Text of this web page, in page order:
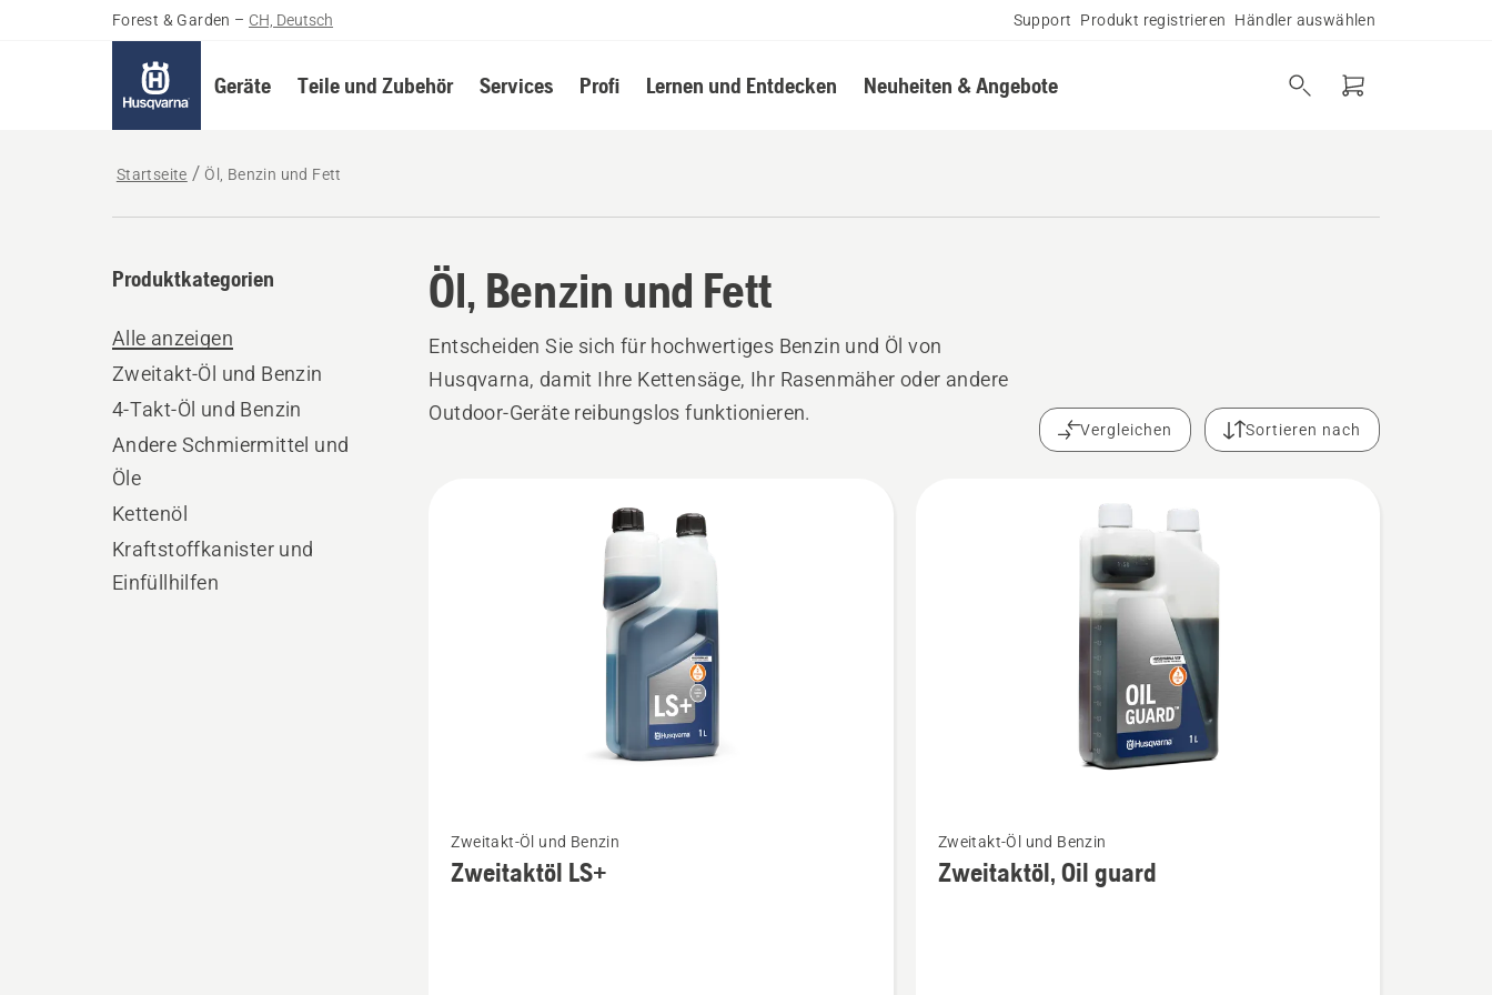
Forest & Garden – CH, Deutsch Support Produkt registrieren Händler auswählen
Geräte Teile und Zubehör Services Profi Lernen und Entdecken Neuheiten & Angebote
Startseite Öl, Benzin und Fett
Öl, Benzin und Fett
Produktkategorien
Alle anzeigen
Zweitakt-Öl und Benzin
4-Takt-Öl und Benzin
Andere Schmiermittel und
Öle
Kettenöl
Kraftstoffkanister und
Einfüllhilfen
Entscheiden Sie sich für hochwertiges Benzin und Öl von
Husqvarna, damit Ihre Kettensäge, Ihr Rasenmäher oder andere
Outdoor-Geräte reibungslos funktionieren.
Vergleichen Sortieren nach
Details
zu
Zweitakt-Öl und Benzin
Zweitaktöl LS+
Details
Zweitakt-Öl und Benzin
Zweitaktöl, Oil guard